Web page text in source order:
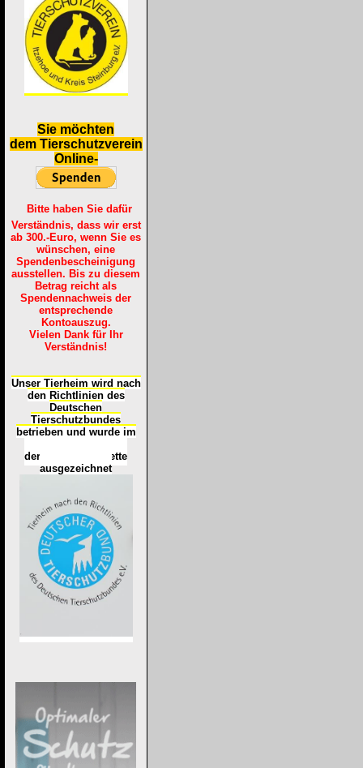
Sie möchten
dem Tierschutzverein
Online-
Bitte haben Sie dafür
Verständnis, dass wir erst
ab 300.-Euro, wenn Sie es
wünschen, eine
Spendenbescheinigung
ausstellen. Bis zu diesem
Betrag reicht als
Spendennachweis der
entsprechende
Kontoauszug.
Vielen Dank für Ihr
Verständnis!
Unser Tierheim wird nach
den Richtlinien des
Deutschen
Tierschutzbundes
betrieben und wurde im
der
Tierheimplakette
ausgezeichnet